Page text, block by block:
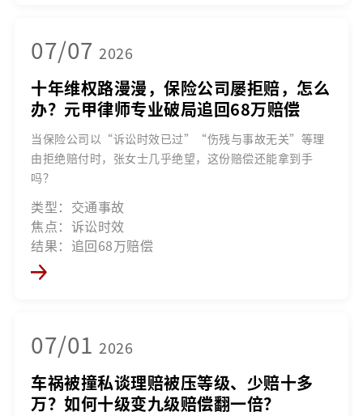
07/07 2026
十年维权路漫漫，保险公司屡拒赔，怎么
办？元甲律师专业破局追回68万赔偿
当保险公司以“诉讼时效已过”“伤残与事故无关”等理
由拒绝赔付时，张女士几乎绝望，这份赔偿还能拿到手
吗？
类型：交通事故
焦点：诉讼时效
结果：追回68万赔偿
07/01 2026
车祸被撞私谈理赔被压等级、少赔十多
万？如何十级变九级赔偿翻一倍？